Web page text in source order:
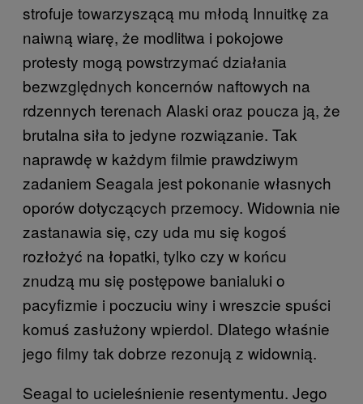
strofuje towarzyszącą mu młodą Innuitkę za
naiwną wiarę, że modlitwa i pokojowe
protesty mogą powstrzymać działania
bezwzględnych koncernów naftowych na
rdzennych terenach Alaski oraz poucza ją, że
brutalna siła to jedyne rozwiązanie. Tak
naprawdę w każdym filmie prawdziwym
zadaniem Seagala jest pokonanie własnych
oporów dotyczących przemocy. Widownia nie
zastanawia się, czy uda mu się kogoś
rozłożyć na łopatki, tylko czy w końcu
znudzą mu się postępowe banialuki o
pacyfizmie i poczuciu winy i wreszcie spuści
komuś zasłużony wpierdol. Dlatego właśnie
jego filmy tak dobrze rezonują z widownią.
Seagal to ucieleśnienie resentymentu. Jego